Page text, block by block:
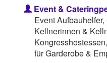
Event &
Event
Kellnerinnen &
für Garderobe &